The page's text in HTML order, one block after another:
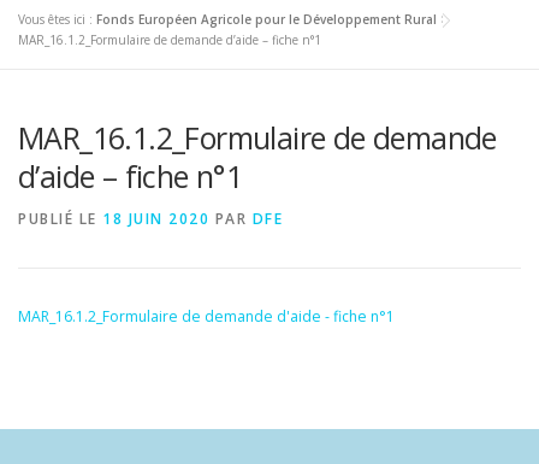
RESSOURCES DOCUMENTAIRES
Vous êtes ici : Fonds Européen Agricole pour le Développement Rural >
MAR_16.1.2_Formulaire de demande d’aide – fiche n°1
MAR_16.1.2_Formulaire de demande
d’aide – fiche n°1
PUBLIÉ LE 18 JUIN 2020 PAR DFE
MAR_16.1.2_Formulaire de demande d'aide - fiche n°1